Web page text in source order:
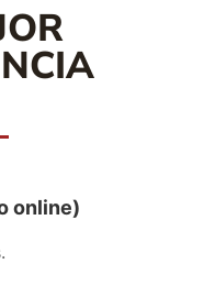
online)